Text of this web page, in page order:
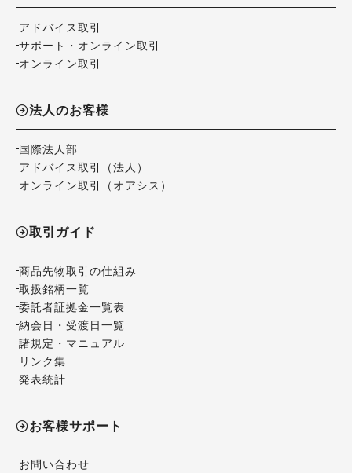
アドバイス取引
サポート・オンライン取引
オンライン取引
法人のお客様
国際法人部
アドバイス取引（法人）
オンライン取引（オアシス）
取引ガイド
商品先物取引の仕組み
取扱銘柄一覧
委託者証拠金一覧表
納会日・受渡日一覧
諸規定・マニュアル
リンク集
発表統計
お客様サポート
お問い合わせ